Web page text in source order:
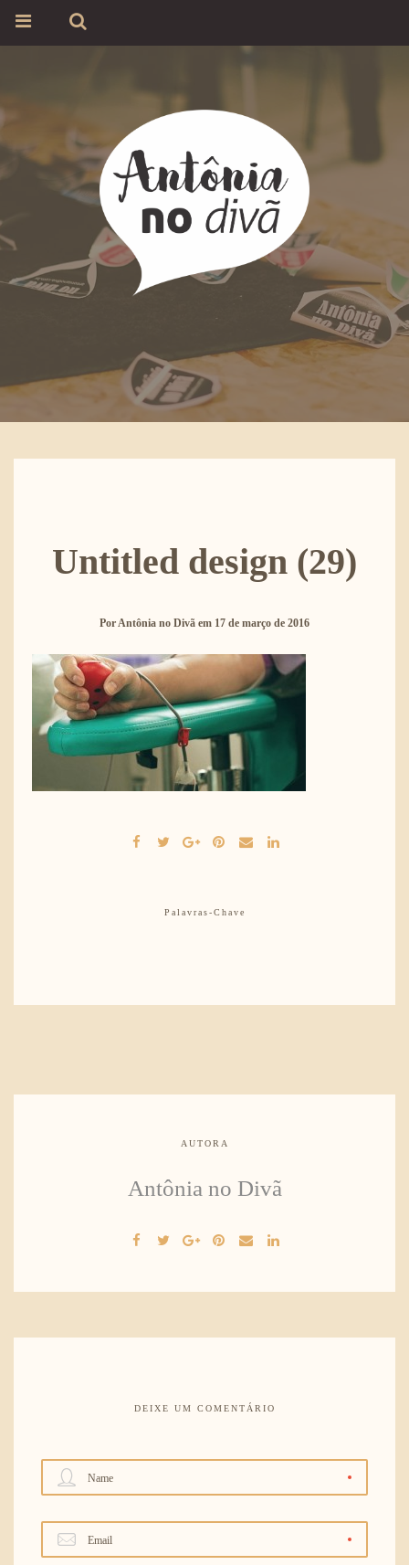
Untitled design (29)
PorAntônia no Divã em 17 de março de 2016
Palavras-Chave
AUTORA
Antônia no Divã
DEIXE UM COMENTÁRIO
Name
Email